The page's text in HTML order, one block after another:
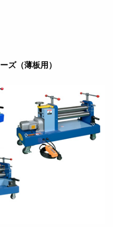
ズ（薄板用）